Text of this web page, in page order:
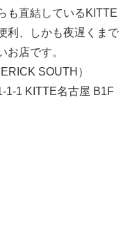
も直結しているKITTE
利、しかも夜遅くまで
お店です。
SOUTH）
1-1 KITTE名古屋 B1F